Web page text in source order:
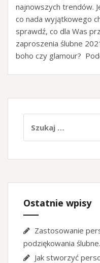
najnowszych trendów.
co nada wyjątkowego
sprawdź, co dla Was
zaproszenia ślubne
boho czy glamour?
Ostatnie wpisy
Zastosowanie
podziękowania
Jak stworzyć